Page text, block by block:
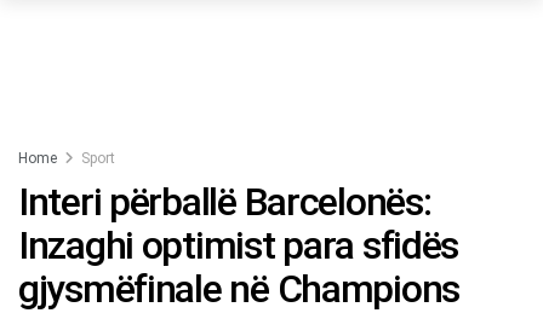
Home Sport
Interi përballë Barcelonës:
Inzaghi optimist para sfidës
gjysmëfinale në Champions